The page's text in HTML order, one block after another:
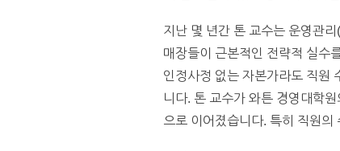
지난 몇 년간 톤 교수는 운영관
매장들이 근본적인 전략적 실수
인정사정 없는 자본가라도 직원
니다. 톤 교수가 와튼 경영대학
으로 이어졌습니다. 특히 직원